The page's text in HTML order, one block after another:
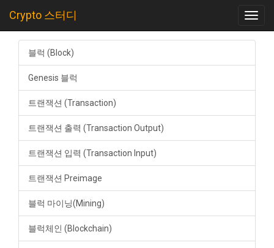
Crypto 스터디
블럭 (Block)
Genesis 블럭
트랜잭션 (Transaction)
트랜잭션 출력 (Transaction Output)
트랜잭션 입력 (Transaction Input)
트랜잭션 Preimage
블럭 마이닝(Mining)
블럭체인 (Blockchain)